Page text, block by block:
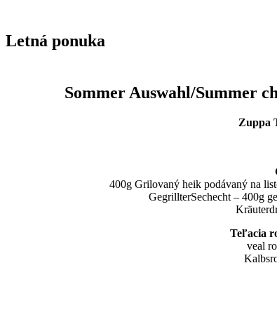
Letná ponuka
Sommer Auswahl/Summer
Zuppa
400g Grilovaný heik podávaný na listovom
GegrillterSechecht – 400g
Kräuterdressing ( oder mit
Teľacia
veal roulade with
Kalbsroulade mit